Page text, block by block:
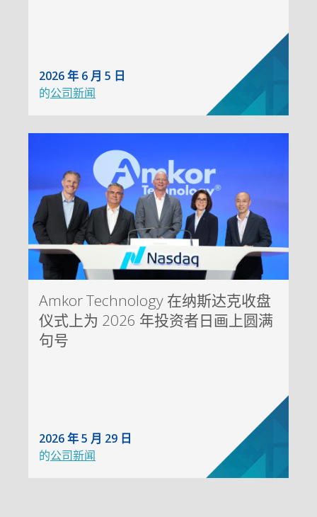
2026 年 6 月 5 日
的公司新闻
Amkor Technology 在纳斯达克收盘
仪式上为 2026 年投资者日画上圆满
句号
2026 年 5 月 29 日
的公司新闻